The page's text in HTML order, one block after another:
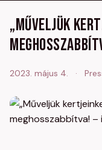
„Műveljük
2023. május 4. ·